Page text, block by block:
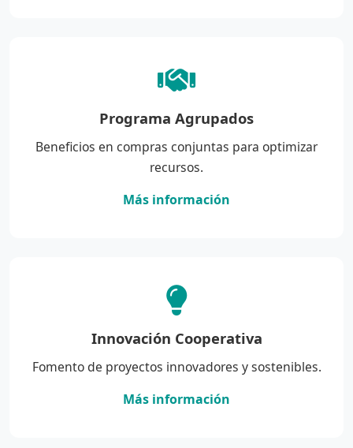
Programa Agrupados
Beneficios en compras conjuntas para optimizar
recursos.
Más información
Innovación Cooperativa
Fomento de proyectos innovadores y sostenibles.
Más información